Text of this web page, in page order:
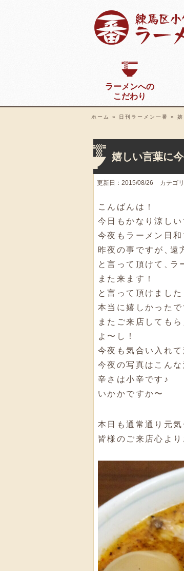
ラーメンへの
こだわり
ホーム » 日刊ラーメン一番 »
嬉しい言葉に
更新日：2015/08/26 カテゴ
こんばんは！
今日もかなり涼しい
今夜もラーメン日和
昨夜の事ですが
、遠
と言って頂けて
、ラ
また来ます！
と言って頂けました
本当に嬉しかったで
またご来店しても
よ〜し！
今夜も気合い入れて
今夜の写真はこん
辛さは小辛です♪
いかかですか〜
本日も通常通り元
皆様のご来店心よ